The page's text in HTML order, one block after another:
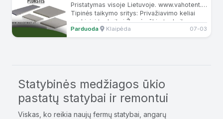
Pristatymas visoje Lietuvoje. www.vahotent.lt
Tipinės taikymo sritys: Privažiavimo keliai
sunkiajai technikai Žemės ūkio technikos
sandėliavimo ir...
Parduoda· Klaipėda 07-03
Statybinės medžiagos ūkio
pastatų statybai ir remontui
Viskas, ko reikia naujų fermų statybai, angarų